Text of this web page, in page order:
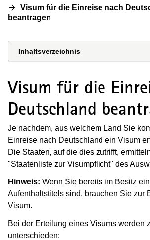
Visum für die Einreise nach
beantragen
Inhaltsverzeichnis
Visum für die
Deutschland
Je nachdem, aus welchem Land Sie
Einreise nach Deutschland ein Visum
Die Staaten, auf die dies zutrifft,
"Staatenliste zur Visumpflicht" des
Hinweis: Wenn Sie bereits im Besitz
Aufenthaltstitels sind, brauchen Sie zur
Visum.
Bei der Erteilung eines Visums werden
unterschieden: